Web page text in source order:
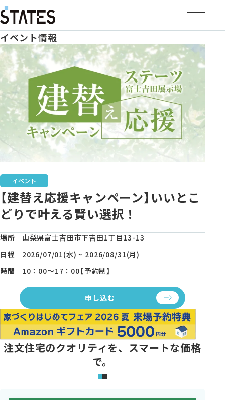
ステーツについて
商品ラインナップ
イベント情報
施工事例
企業情報
家づくりコラム
オーナーの方へ
0120-666-940
【受付時間】10時～18時
イベント情報
イベント
【建替え応援キャンペーン】いいとこ
どりで叶える賢い選択！
場所
山梨県富士吉田市下吉田1丁目13-13
日程
2026/07/01(水) ~ 2026/08/31(月)
時間
10：00～17：00【予約制】
申し込む
注文住宅のクオリティを、スマートな価格
で。